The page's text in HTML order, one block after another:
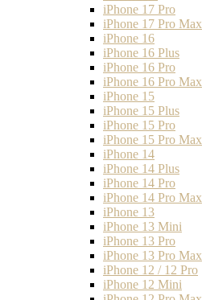
iPhone 17 Pro
iPhone 17 Pro Max
iPhone 16
iPhone 16 Plus
iPhone 16 Pro
iPhone 16 Pro Max
iPhone 15
iPhone 15 Plus
iPhone 15 Pro
iPhone 15 Pro Max
iPhone 14
iPhone 14 Plus
iPhone 14 Pro
iPhone 14 Pro Max
iPhone 13
iPhone 13 Mini
iPhone 13 Pro
iPhone 13 Pro Max
iPhone 12 / 12 Pro
iPhone 12 Mini